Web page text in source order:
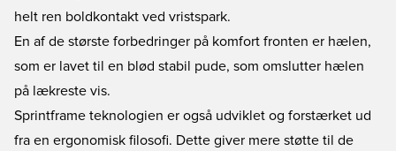
helt ren boldkontakt ved vristspark.
En af de største forbedringer på komfort fronten er hælen,
som er lavet til en blød stabil pude, som omslutter hælen
på lækreste vis.
Sprintframe teknologien er også udviklet og forstærket ud
fra en ergonomisk filosofi. Dette giver mere støtte til de